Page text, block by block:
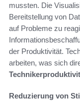
mussten. Die
Bereitstellung von
auf Probleme zu
der Produktivität.
arbeiten, was sich
Reduzierung von